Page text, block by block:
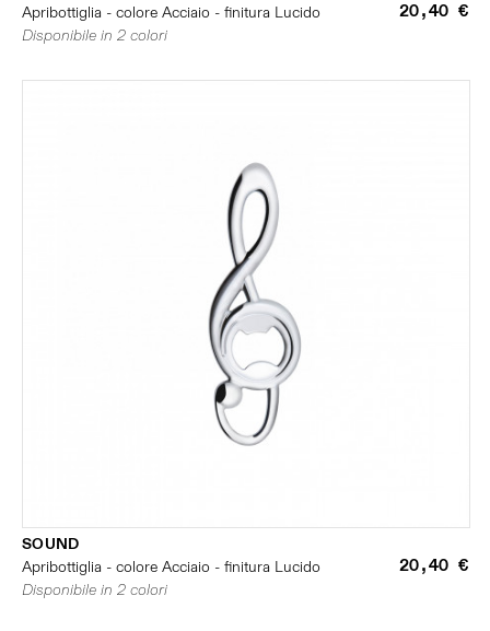
Apribottiglia - colore Acciaio - finitura Lucido
20,40 €
Disponibile in 2 colori
SOUND
Apribottiglia - colore Acciaio - finitura Lucido
20,40 €
Disponibile in 2 colori